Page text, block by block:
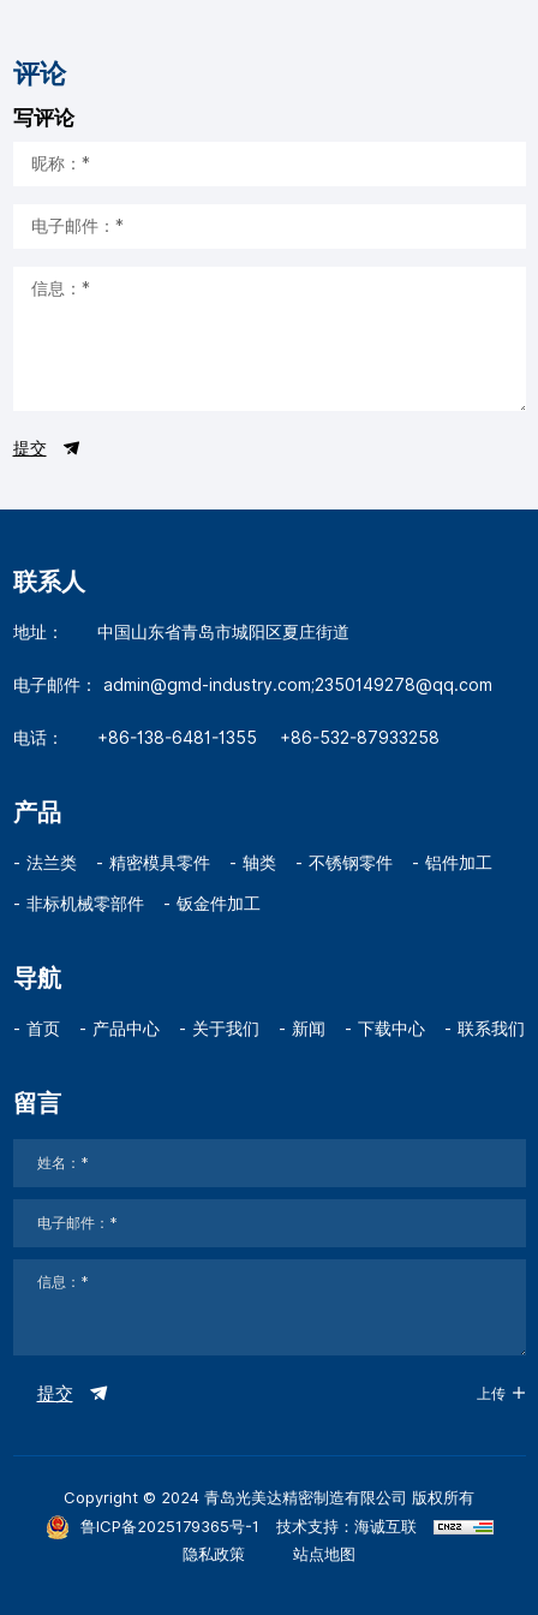
评论
写评论
提交
联系人
地址： 中国山东省青岛市城阳区夏庄街道
电子邮件： admin@gmd-industry.com;2350149278@qq.com
电话： +86-138-6481-1355 +86-532-87933258
产品
法兰类 精密模具零件 轴类 不锈钢零件 铝件加工
非标机械零部件 钣金件加工
导航
首页 产品中心 关于我们 新闻 下载中心 联系我们
留言
提交 上传
Copyright © 2024 青岛光美达精密制造有限公司 版权所有
鲁ICP备2025179365号-1
技术支持：海诚互联
隐私政策
站点地图